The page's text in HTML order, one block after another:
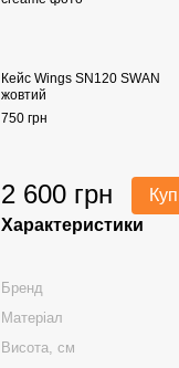
Кейс Wings SN120 SWAN
жовтий
750 грн
2 600 грн
Характеристики
Бренд
Матеріал
Висота, см